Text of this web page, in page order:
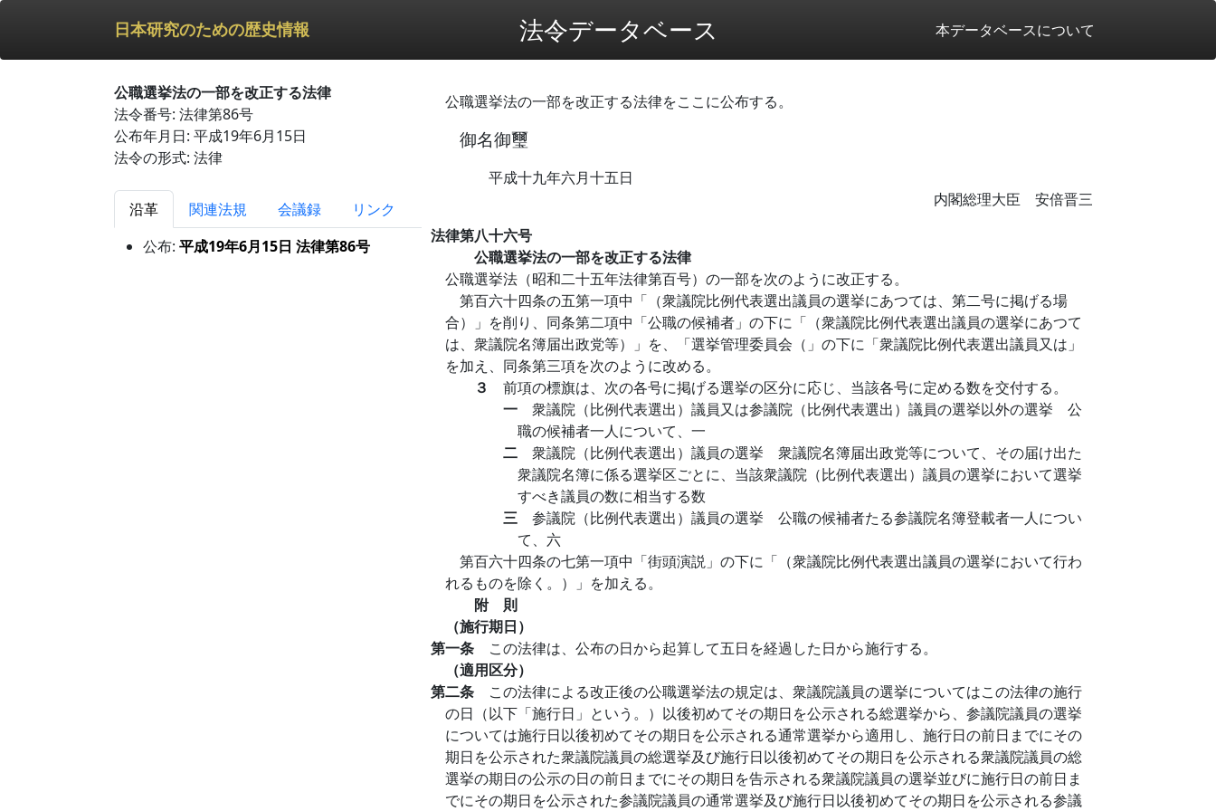
日本研究のための歴史情報 法令データベース 本データベースについて
公職選挙法の一部を改正する法律
法令番号: 法律第86号
公布年月日: 平成19年6月15日
法令の形式: 法律
沿革 関連法規 会議録
リンク
公布: 平成19年6月15日 法律第86号
公職選挙法の一部を改正する法律をここに公布する。
御名御璽
平成十九年六月十五日
内閣総理大臣 安倍晋三
法律第八十六号
公職選挙法の一部を改正する法律
公職選挙法（昭和二十五年法律第百号）の一部を次のように改正する。
第百六十四条の五第一項中「（衆議院比例代表選出議員の選挙にあつては、第二号に掲げる場
合）」を削り、同条第二項中「公職の候補者」の下に「（衆議院比例代表選出議員の選挙にあつて
は、衆議院名簿届出政党等）」を、「選挙管理委員会（」の下に「衆議院比例代表選出議員又は」
を加え、同条第三項を次のように改める。
３ 前項の標旗は、次の各号に掲げる選挙の区分に応じ、当該各号に定める数を交付する。
一 衆議院（比例代表選出）議員又は参議院（比例代表選出）議員の選挙以外の選挙 公
職の候補者一人について、一
二 衆議院（比例代表選出）議員の選挙 衆議院名簿届出政党等について、その届け出た
衆議院名簿に係る選挙区ごとに、当該衆議院（比例代表選出）議員の選挙において選挙
すべき議員の数に相当する数
三 参議院（比例代表選出）議員の選挙 公職の候補者たる参議院名簿登載者一人につい
て、六
第百六十四条の七第一項中「街頭演説」の下に「（衆議院比例代表選出議員の選挙において行わ
れるものを除く。）」を加える。
附 則
（施行期日）
第一条 この法律は、公布の日から起算して五日を経過した日から施行する。
（適用区分）
第二条 この法律による改正後の公職選挙法の規定は、衆議院議員の選挙についてはこの法律の施行
の日（以下「施行日」という。）以後初めてその期日を公示される総選挙から、参議院議員の選挙
については施行日以後初めてその期日を公示される通常選挙から適用し、施行日の前日までにその
期日を公示された衆議院議員の総選挙及び施行日以後初めてその期日を公示される衆議院議員の総
選挙の期日の公示の日の前日までにその期日を告示される衆議院議員の選挙並びに施行日の前日ま
でにその期日を公示された参議院議員の通常選挙及び施行日以後初めてその期日を公示される参議